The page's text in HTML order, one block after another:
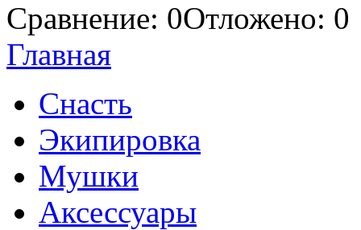
Сравнение: 0Отложено: 0
Главная
Снасть
Экипировка
Мушки
Аксессуары